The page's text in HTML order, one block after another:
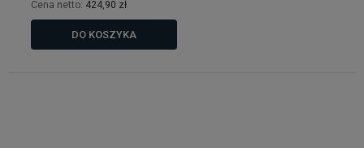
Cena netto: 424,90 zł
DO KOSZYKA